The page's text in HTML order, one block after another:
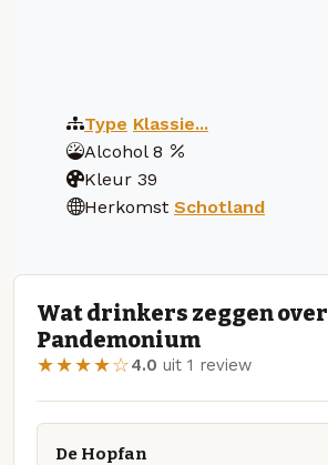
Type Klassie...
Alcohol 8
Kleur 39
Herkomst Schotland
Wat drinkers zeggen over
Pandemonium
★★★★☆4.0 uit 1 review
De Hopfan